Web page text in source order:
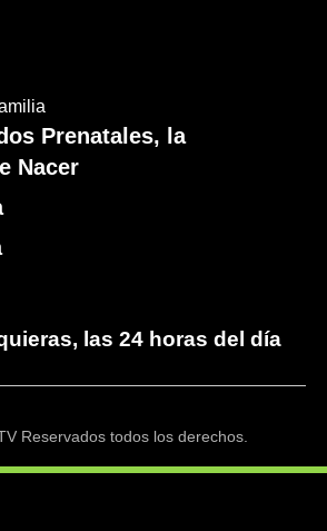
Prenatales, la
Nacer
las 24 horas del día
Reservados todos los derechos.